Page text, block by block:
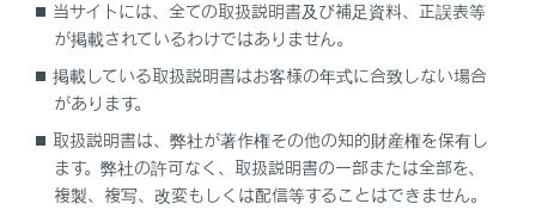
LDAの設定を変更する
ディスプレイ表示とシステムの作動状況
当サイトには、全ての取扱説明書及び補足資料、正誤表等
が掲載されているわけではありません。
掲載している取扱説明書はお客様の年式に合致しない場合
があります。
取扱説明書は、弊社が著作権その他の知的財産権を保有し
ます。弊社の許可なく、取扱説明書の一部または全部を、
複製、複写、改変もしくは配信等することはできません。